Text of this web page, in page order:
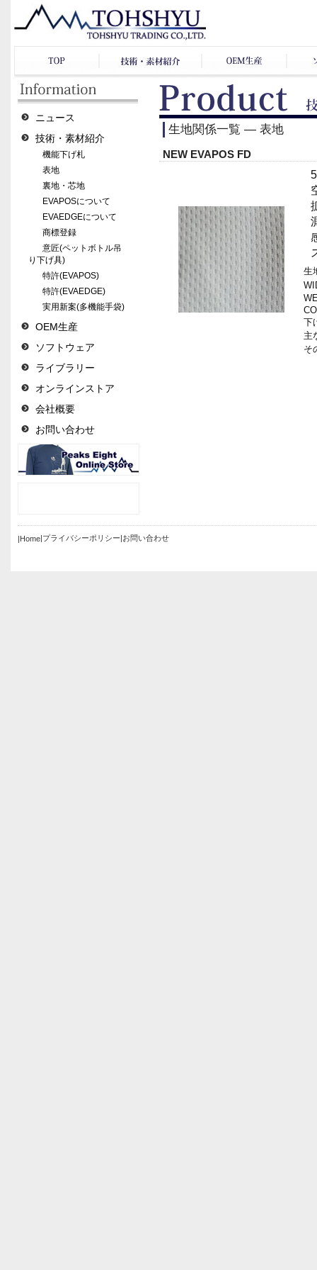
ニュース
技術・素材紹介
機能下げ札
表地
裏地・芯地
EVAPOSについて
EVAEDGEについて
商標登録
意匠(ペットボトル吊
り下げ具)
特許(EVAPOS)
特許(EVAEDGE)
実用新案(多機能手袋)
OEM生産
ソフトウェア
ライブラリー
オンラインストア
会社概要
お問い合わせ
生地関係一覧 ― 表地
NEW EVAPOS FD
生
下
主
そ
|Home|プライバシーポリシー|お問い合わせ